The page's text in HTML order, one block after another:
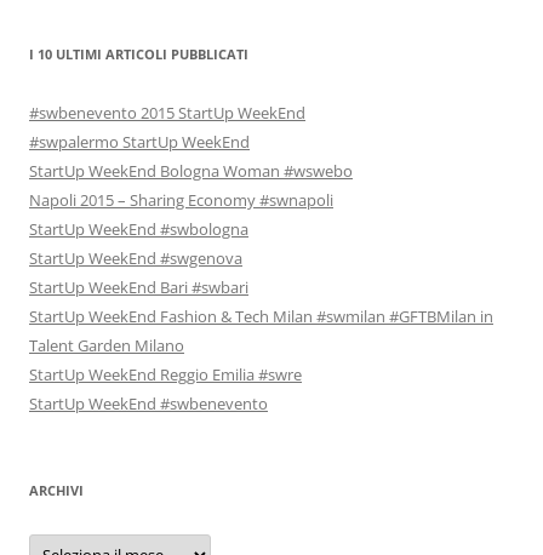
I 10 ULTIMI ARTICOLI PUBBLICATI
#swbenevento 2015 StartUp WeekEnd
#swpalermo StartUp WeekEnd
StartUp WeekEnd Bologna Woman #wswebo
Napoli 2015 – Sharing Economy #swnapoli
StartUp WeekEnd #swbologna
StartUp WeekEnd #swgenova
StartUp WeekEnd Bari #swbari
StartUp WeekEnd Fashion & Tech Milan #swmilan #GFTBMilan in
Talent Garden Milano
StartUp WeekEnd Reggio Emilia #swre
StartUp WeekEnd #swbenevento
ARCHIVI
Archivi